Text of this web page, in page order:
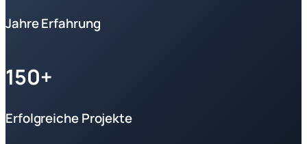
Jahre Erfahrung
150+
Erfolgreiche Projekte